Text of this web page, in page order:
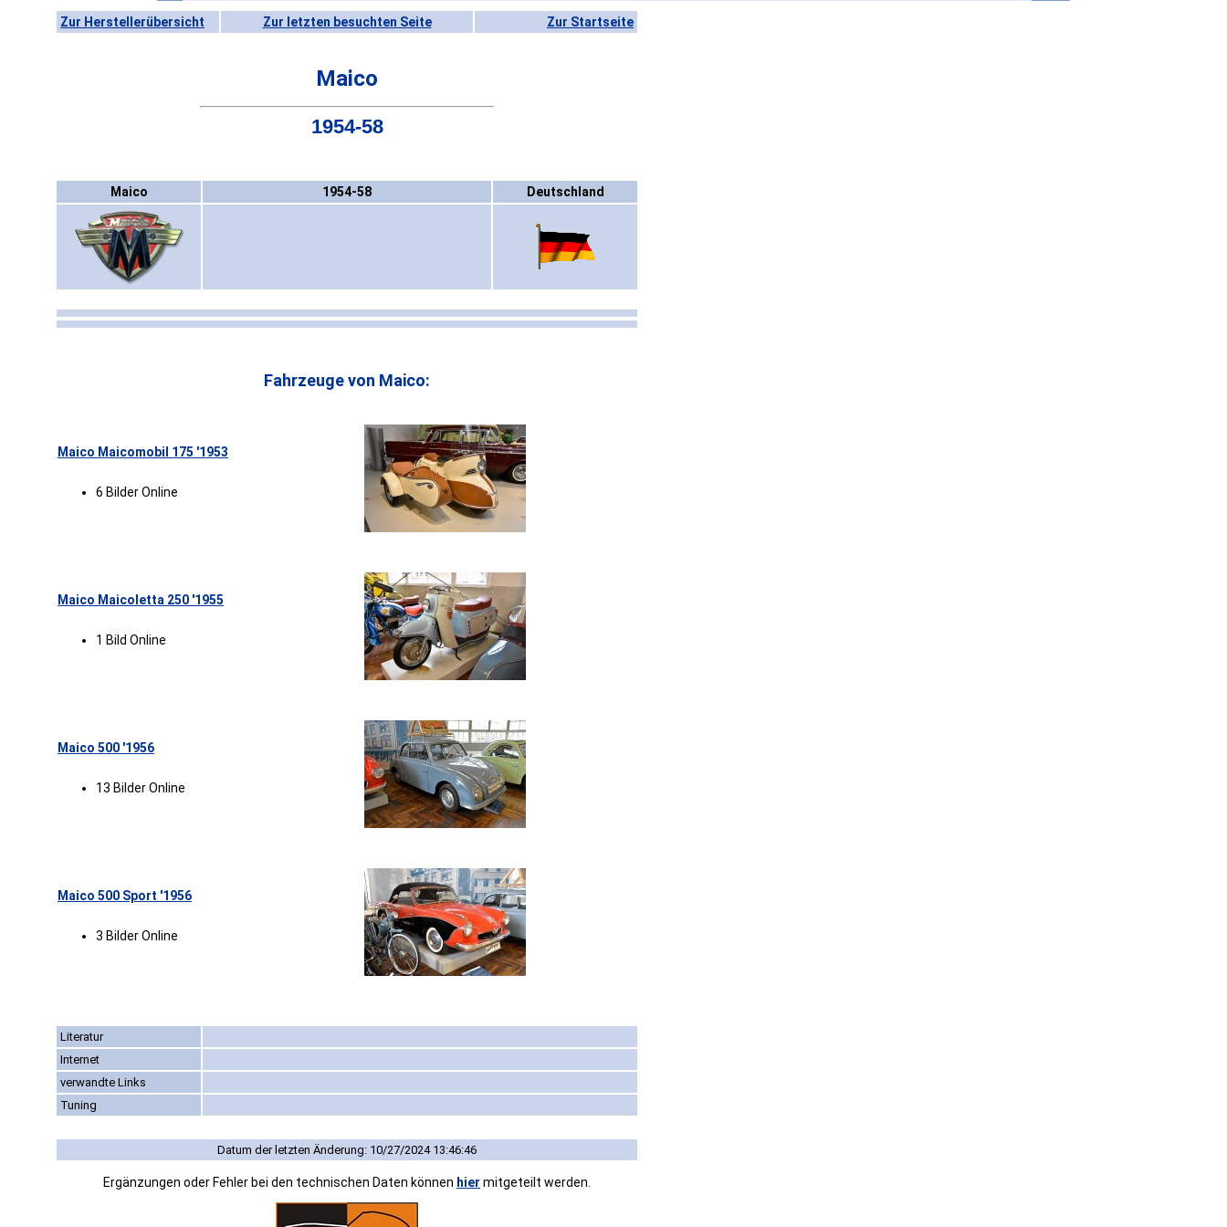
Zur Herstellerübersicht Zur letzten besuchten Seite Zur Startseite
Maico
1954-58
Maico 1954-58 Deutschland
Fahrzeuge von Maico:
Maico Maicomobil 175 '1953
6 Bilder Online
Maico Maicoletta 250 '1955
1 Bild Online
Maico 500 '1956
13 Bilder Online
Maico 500 Sport '1956
3 Bilder Online
Literatur
Internet
verwandte Links
Tuning
Datum der letzten Änderung: 10/27/2024 13:46:46
Ergänzungen oder Fehler bei den technischen Daten können hier mitgeteilt werden.